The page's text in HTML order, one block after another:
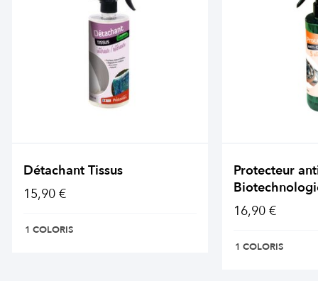
Détachant Tissus
15,90 €
1 COLORIS
Protecteur
16,90 €
1 COLORIS